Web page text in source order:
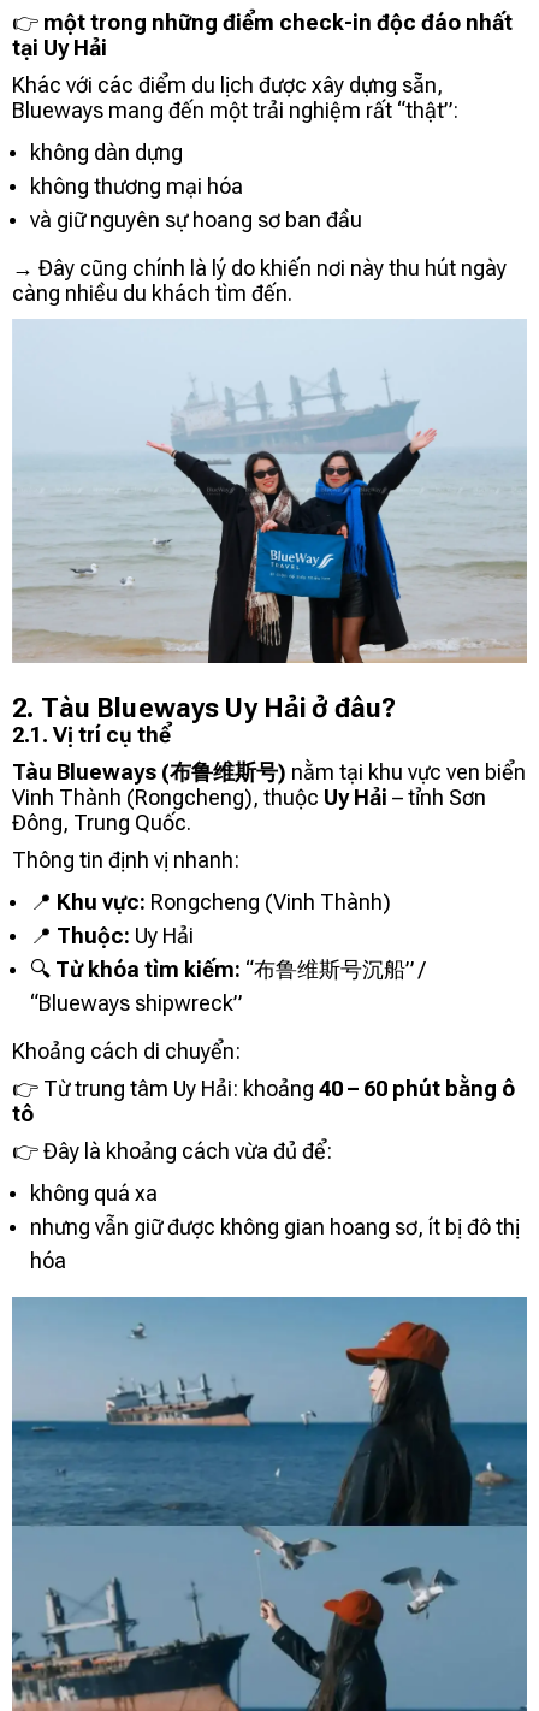
👉 một trong những điểm check-in độc đáo nhất
tại Uy Hải
Khác với các điểm du lịch được xây dựng sẵn,
Blueways mang đến một trải nghiệm rất “thật”:
không dàn dựng
không thương mại hóa
và giữ nguyên sự hoang sơ ban đầu
→ Đây cũng chính là lý do khiến nơi này thu hút ngày
càng nhiều du khách tìm đến.
2. Tàu Blueways Uy Hải ở đâu?
2.1. Vị trí cụ thể
Tàu Blueways (布鲁维斯号) nằm tại khu vực ven biển
Vinh Thành (Rongcheng), thuộc Uy Hải – tỉnh Sơn
Đông, Trung Quốc.
Thông tin định vị nhanh:
📍 Khu vực: Rongcheng (Vinh Thành)
📍 Thuộc: Uy Hải
🔍 Từ khóa tìm kiếm: “布鲁维斯号沉船” /
“Blueways shipwreck”
Khoảng cách di chuyển:
👉 Từ trung tâm Uy Hải: khoảng 40 – 60 phút bằng ô
tô
👉 Đây là khoảng cách vừa đủ để:
không quá xa
nhưng vẫn giữ được không gian hoang sơ, ít bị đô thị
hóa